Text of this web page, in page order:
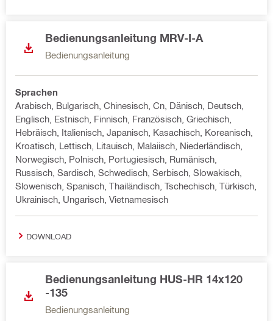
Bedienungsanleitung MRV-I-A
Bedienungsanleitung
Sprachen
Arabisch, Bulgarisch, Chinesisch, Cn, Dänisch, Deutsch,
Englisch, Estnisch, Finnisch, Französisch, Griechisch,
Hebräisch, Italienisch, Japanisch, Kasachisch, Koreanisch,
Kroatisch, Lettisch, Litauisch, Malaiisch, Niederländisch,
Norwegisch, Polnisch, Portugiesisch, Rumänisch,
Russisch, Sardisch, Schwedisch, Serbisch, Slowakisch,
Slowenisch, Spanisch, Thailändisch, Tschechisch, Türkisch,
Ukrainisch, Ungarisch, Vietnamesisch
DOWNLOAD
Bedienungsanleitung HUS-HR 14x120
-135
Bedienungsanleitung